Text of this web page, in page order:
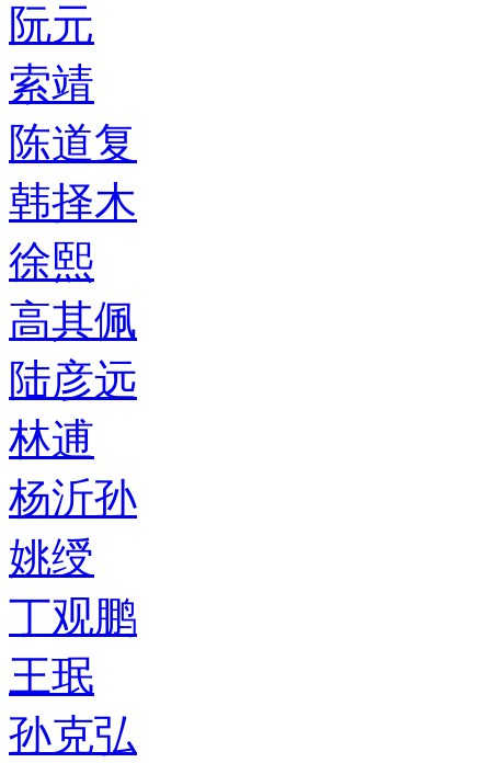
阮元
索靖
陈道复
韩择木
徐熙
高其佩
陆彦远
林逋
杨沂孙
姚绶
丁观鹏
王珉
孙克弘